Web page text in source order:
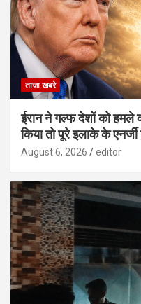
ताजा खबरे
ईरान ने गल्फ देशों को हमले
किया तो पूरे इलाके के एनर्जी
August 6, 2026 editor